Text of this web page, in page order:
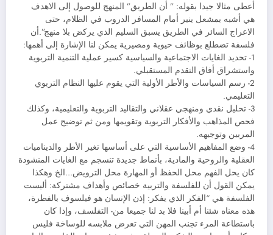
أعطى مثالا جيدا بقوله: ” أن الطريق” المنهج للوصول إلى الاهدف
هي أشبه بمشعل ينير أمام المسافر الدروب في الظلام، حتى
الاعراج السائر في الطريق يسبق السليم الذي يركض بلا منهج”.أن
فلسفة تضطلع بوظائف حيوية ومصيرية يمكن لنا الإشارة إلى أهمها:
1- تحديد الغايات الاجتماعية والسياسية كسير عملية التنمية التربوية
واستشراق أفاق التقدم المستقبلي.
2- رسم السياسات والأطر الأولية التي يقوم عليها النظام التربوي
التعليمي.
3- تحليل نقدي ومنهجي عقلاني والتقاليد التربوية والتعليمية، وكذلك
فحص المذاهب والأفكار التربوية وتقويمها ومن ثم توضيح عمل
المربين وتوجيهه.
4- وضع المفاهيم الأساسية التي على أساسها تغير الأطر والديناميات
العقلية والروحية والمادية، بأنماط جديدة تنسجم مع الغايات المنشودة
كان يحل الفهم محل الحفظ أو المهارة محل الترويض…الخ وهكذا
يمكن القول أن للفلسفة والتربية خصائص وأهداف مشتركة: أليست
الفلسفة هي “الفكر الذي يفكر: إذن الإنسان هو فيلسوف بالفطرة،
هذه معناه شئنا أم أبينا فلا بد لنا جميعا من- التفلسف، وإذا كان
باستطاعة المرء تجنب المهن التي تعرض ملابسه للوساخة فليس